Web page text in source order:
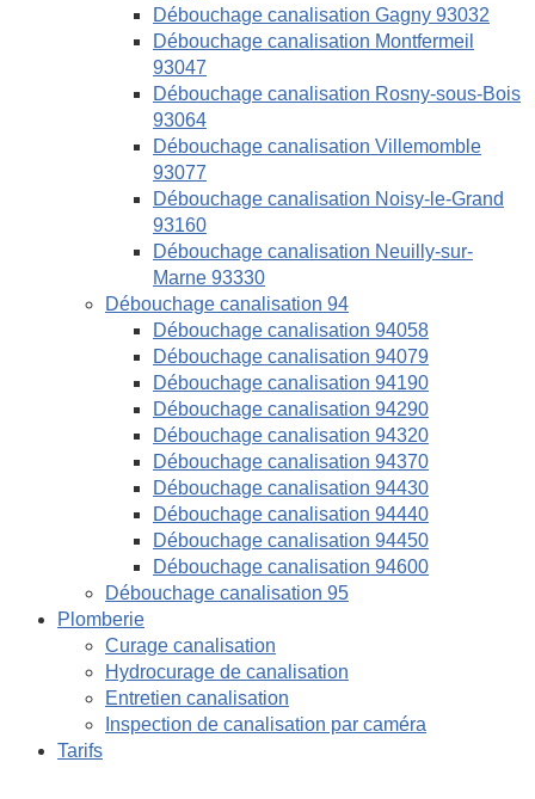
Débouchage canalisation Gagny 93032
Débouchage canalisation Montfermeil
93047
Débouchage canalisation Rosny-sous-Bois
93064
Débouchage canalisation Villemomble
93077
Débouchage canalisation Noisy-le-Grand
93160
Débouchage canalisation Neuilly-sur-
Marne 93330
Débouchage canalisation 94
Débouchage canalisation 94058
Débouchage canalisation 94079
Débouchage canalisation 94190
Débouchage canalisation 94290
Débouchage canalisation 94320
Débouchage canalisation 94370
Débouchage canalisation 94430
Débouchage canalisation 94440
Débouchage canalisation 94450
Débouchage canalisation 94600
Débouchage canalisation 95
Plomberie
Curage canalisation
Hydrocurage de canalisation
Entretien canalisation
Inspection de canalisation par caméra
Tarifs